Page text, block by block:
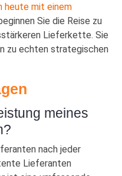
heute mit einem
Sie die Reise zu
Lieferkette. Sie
zu echten strategischen
meines
nach jeder
Lieferanten